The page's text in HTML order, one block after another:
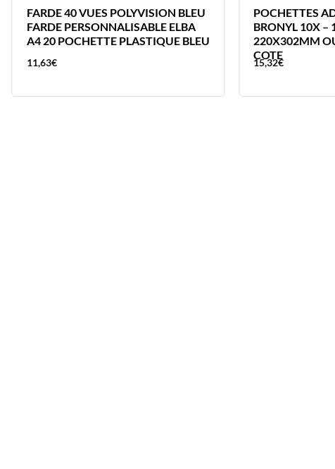
FARDE 40 VUES POLYVISION BLEU
FARDE PERSONNALISABLE ELBA
A4 20 POCHETTE PLASTIQUE BLEU
11,63€
POCHETTES
BRONYL 10X –
220X302MM
COTE
15,32€